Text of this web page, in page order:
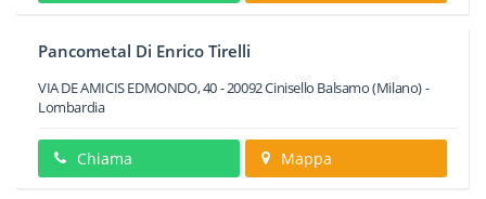
Pancometal Di Enrico Tirelli
VIA DE AMICIS EDMONDO, 40-20092Cinisello Balsamo(Milano) -
Lombardia
Chiama Mappa